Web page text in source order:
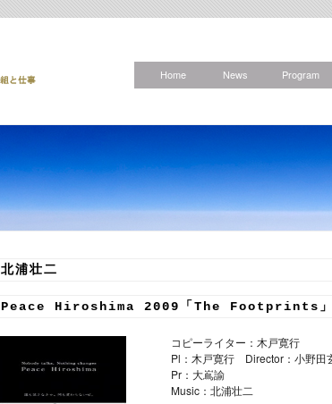
Home News Program
北浦壮二
Peace Hiroshima 2009「The Footprints」
コピーライター：木戸寛行
Pl：木戸寛行 Director：小野田
Pr：大嶌諭
Music：北浦壮二